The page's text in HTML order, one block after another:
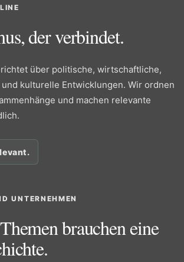
der verbindet.
über politische, wirtschaftliche,
kulturelle Entwicklungen. Wir ordnen
und machen relevante
UNTERNEHMEN
brauchen eine